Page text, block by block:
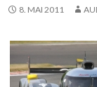
8. MAI 2011